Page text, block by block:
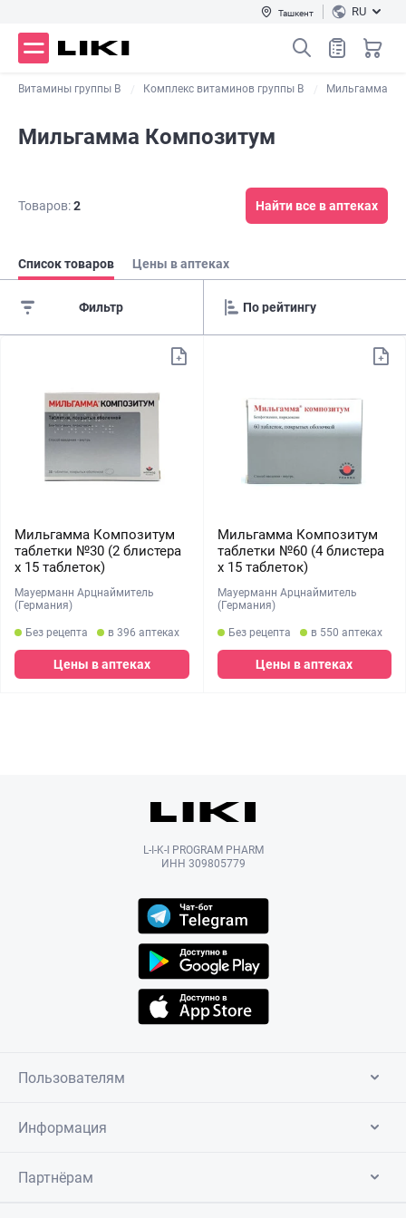
Ташкент RU
Витамины группы В Комплекс витаминов группы B Мильгамма
Мильгамма Композитум
Товаров:2 Найти все в аптеках
Список товаров Цены в аптеках
Фильтр
Мильгамма Композитум
таблетки №30 (2 блистера
х 15 таблеток)
Мауерманн Арцнаймитель
(Германия)
Без рецепта в 396 аптеках
Цены в аптеках
Мильгамма Композитум
таблетки №60 (4 блистера
х 15 таблеток)
Мауерманн Арцнаймитель
(Германия)
Без рецепта в 550 аптеках
Цены в аптеках
L-I-K-I PROGRAM PHARM
ИНН 309805779
Пользователям
Информация
Партнёрам